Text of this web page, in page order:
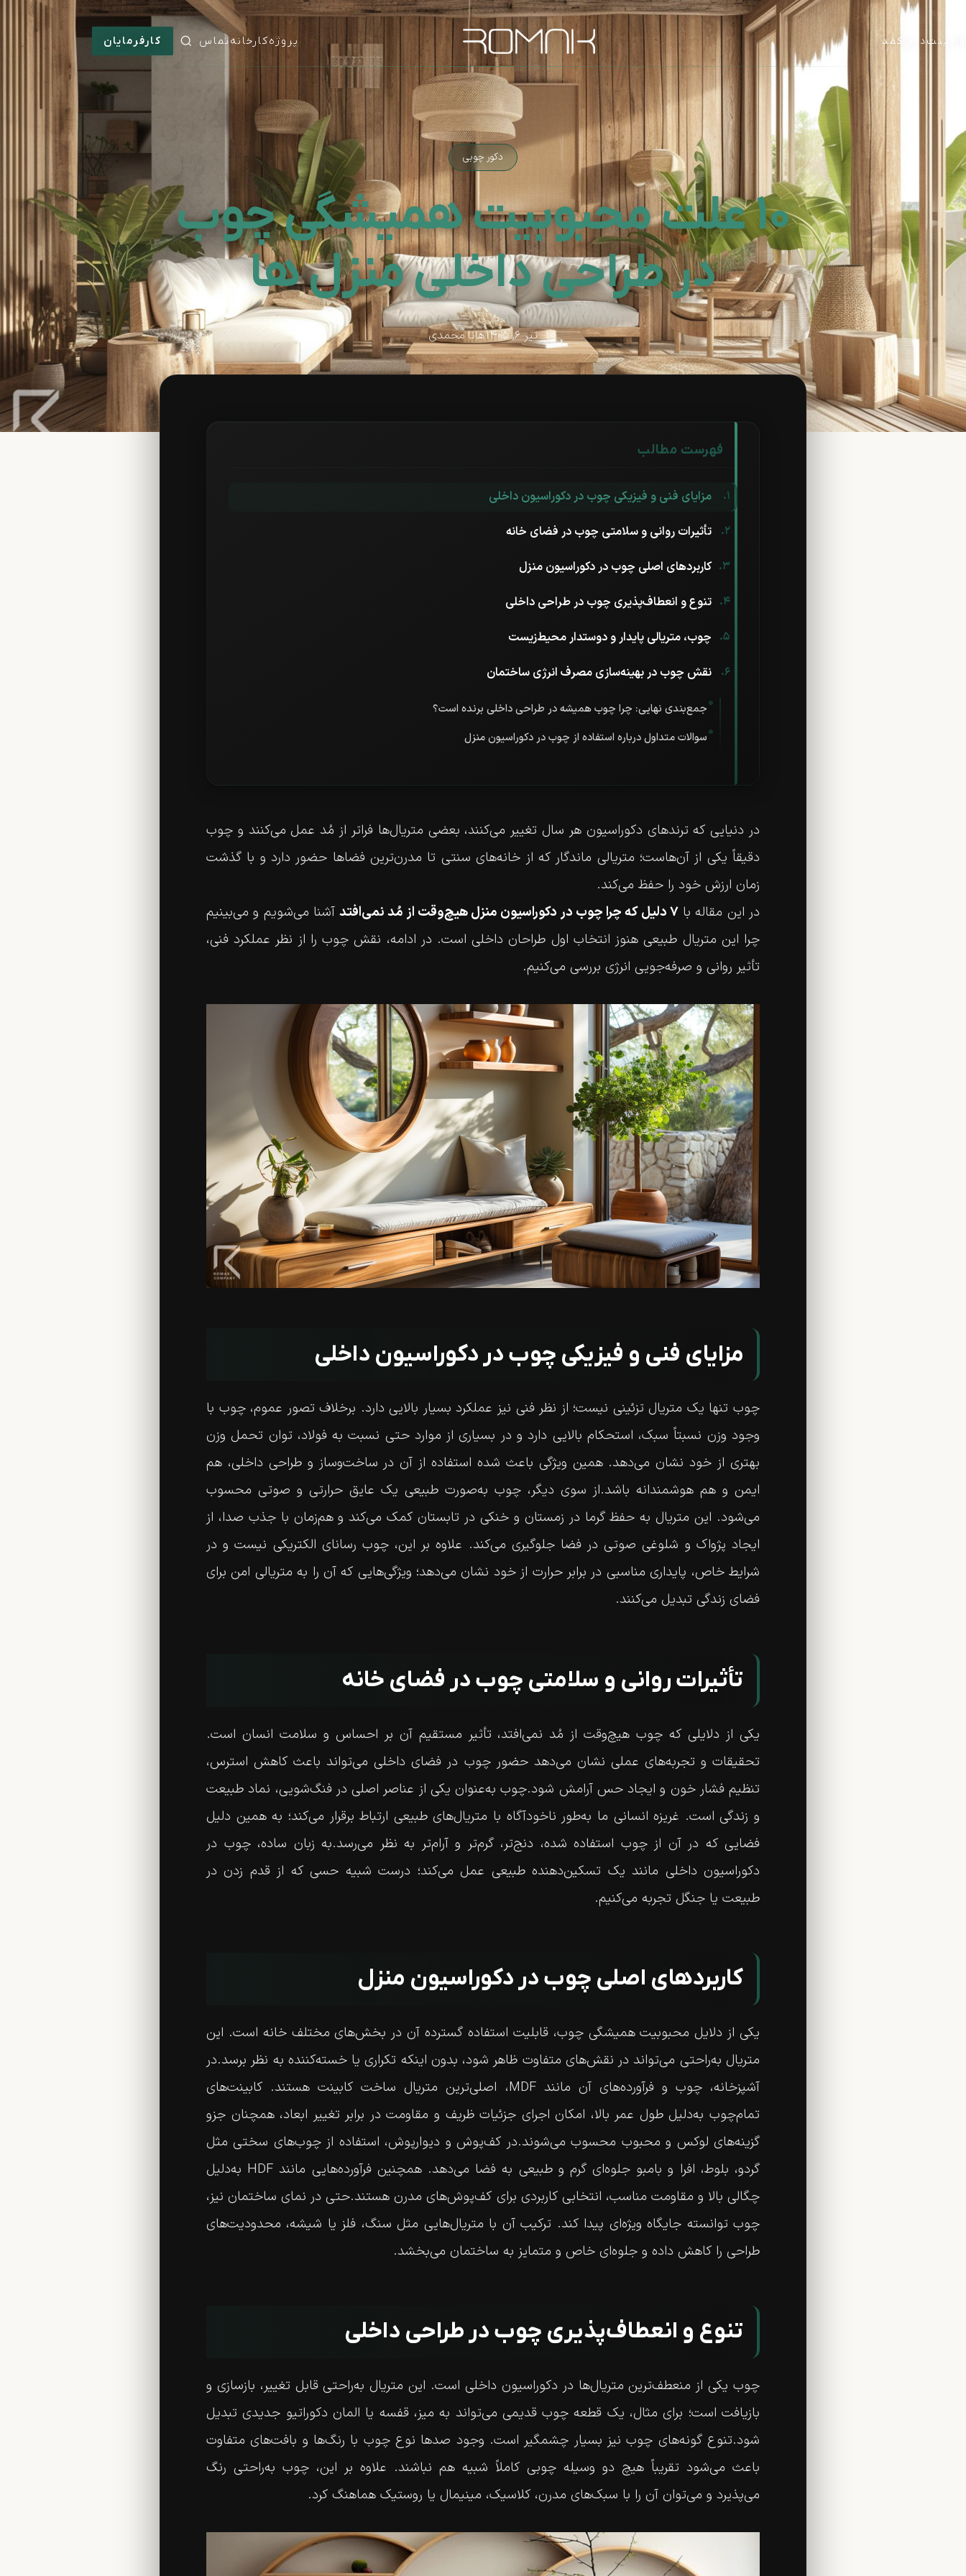
رفتن به محتوا
کابینتدرب کمد پروژهکارخانهتماس کارفرمایان
دکور چوبی
۱۰ علت محبوبیت همیشگی چوب
در طراحی داخلی منزل ها
تیر ۶, ۱۴۰۵ هانا محمدی
فهرست مطالب
مزایای فنی و فیزیکی چوب در دکوراسیون داخلی
تأثیرات روانی و سلامتی چوب در فضای خانه
کاربردهای اصلی چوب در دکوراسیون منزل
تنوع و انعطاف‌پذیری چوب در طراحی داخلی
چوب، متریالی پایدار و دوستدار محیط‌زیست
نقش چوب در بهینه‌سازی مصرف انرژی ساختمان
جمع‌بندی نهایی: چرا چوب همیشه در طراحی داخلی برنده است؟
سوالات متداول درباره استفاده از چوب در دکوراسیون منزل
در دنیایی که ترندهای دکوراسیون هر سال تغییر می‌کنند، بعضی متریال‌ها فراتر از مُد عمل می‌کنند و چوب
دقیقاً یکی از آن‌هاست؛ متریالی ماندگار که از خانه‌های سنتی تا مدرن‌ترین فضاها حضور دارد و با گذشت
زمان ارزش خود را حفظ می‌کند.
در این مقاله با۷ دلیل که چرا چوب در دکوراسیون منزل هیچ‌وقت از مُد نمی‌افتد
آشنا می‌شویم و می‌بینیم
چرا این متریال طبیعی هنوز انتخاب اول طراحان داخلی است. در ادامه، نقش چوب را از نظر عملکرد فنی،
تأثیر روانی و صرفه‌جویی انرژی بررسی می‌کنیم.
مزایای فنی و فیزیکی چوب در دکوراسیون داخلی
چوب تنها یک متریال تزئینی نیست؛ از نظر فنی نیز عملکرد بسیار بالایی دارد. برخلاف تصور عموم، چوب با
وجود وزن نسبتاً سبک، استحکام بالایی دارد و در بسیاری از موارد حتی نسبت به فولاد، توان تحمل وزن
بهتری از خود نشان می‌دهد. همین ویژگی باعث شده استفاده از آن در ساخت‌وساز و طراحی داخلی، هم
ایمن و هم هوشمندانه باشد.از سوی دیگر، چوب به‌صورت طبیعی یک عایق حرارتی و صوتی محسوب
می‌شود. این متریال به حفظ گرما در زمستان و خنکی در تابستان کمک می‌کند و هم‌زمان با جذب صدا، از
ایجاد پژواک و شلوغی صوتی در فضا جلوگیری می‌کند. علاوه بر این، چوب رسانای الکتریکی نیست و در
شرایط خاص، پایداری مناسبی در برابر حرارت از خود نشان می‌دهد؛ ویژگی‌هایی که آن را به متریالی امن برای
فضای زندگی تبدیل می‌کنند.
تأثیرات روانی و سلامتی چوب در فضای خانه
یکی از دلایلی که چوب هیچ‌وقت از مُد نمی‌افتد، تأثیر مستقیم آن بر احساس و سلامت انسان است.
تحقیقات و تجربه‌های عملی نشان می‌دهد حضور چوب در فضای داخلی می‌تواند باعث کاهش استرس،
تنظیم فشار خون و ایجاد حس آرامش شود.چوب به‌عنوان یکی از عناصر اصلی در فنگ‌شویی، نماد طبیعت
و زندگی است. غریزه انسانی ما به‌طور ناخودآگاه با متریال‌های طبیعی ارتباط برقرار می‌کند؛ به همین دلیل
فضایی که در آن از چوب استفاده شده، دنج‌تر، گرم‌تر و آرام‌تر به نظر می‌رسد.به زبان ساده، چوب در
دکوراسیون داخلی مانند یک تسکین‌دهنده طبیعی عمل می‌کند؛ درست شبیه حسی که از قدم زدن در
طبیعت یا جنگل تجربه می‌کنیم.
کاربردهای اصلی چوب در دکوراسیون منزل
یکی از دلایل محبوبیت همیشگی چوب، قابلیت استفاده گسترده آن در بخش‌های مختلف خانه است. این
متریال به‌راحتی می‌تواند در نقش‌های متفاوت ظاهر شود، بدون اینکه تکراری یا خسته‌کننده به نظر برسد.در
آشپزخانه، چوب و فرآورده‌های آن مانند MDF، اصلی‌ترین متریال ساخت کابینت هستند. کابینت‌های
تمام‌چوب به‌دلیل طول عمر بالا، امکان اجرای جزئیات ظریف و مقاومت در برابر تغییر ابعاد، همچنان جزو
گزینه‌های لوکس و محبوب محسوب می‌شوند.در کف‌پوش و دیوارپوش، استفاده از چوب‌های سختی مثل
گردو، بلوط، افرا و بامبو جلوه‌ای گرم و طبیعی به فضا می‌دهد. همچنین فرآورده‌هایی مانند HDF به‌دلیل
چگالی بالا و مقاومت مناسب، انتخابی کاربردی برای کف‌پوش‌های مدرن هستند.حتی در نمای ساختمان نیز،
چوب توانسته جایگاه ویژه‌ای پیدا کند. ترکیب آن با متریال‌هایی مثل سنگ، فلز یا شیشه، محدودیت‌های
طراحی را کاهش داده و جلوه‌ای خاص و متمایز به ساختمان می‌بخشد.
تنوع و انعطاف‌پذیری چوب در طراحی داخلی
چوب یکی از منعطف‌ترین متریال‌ها در دکوراسیون داخلی است. این متریال به‌راحتی قابل تغییر، بازسازی و
بازیافت است؛ برای مثال، یک قطعه چوب قدیمی می‌تواند به میز، قفسه یا المان دکوراتیو جدیدی تبدیل
شود.تنوع گونه‌های چوب نیز بسیار چشمگیر است. وجود صدها نوع چوب با رنگ‌ها و بافت‌های متفاوت
باعث می‌شود تقریباً هیچ دو وسیله چوبی کاملاً شبیه هم نباشند. علاوه بر این، چوب به‌راحتی رنگ
می‌پذیرد و می‌توان آن را با سبک‌های مدرن، کلاسیک، مینیمال یا روستیک هماهنگ کرد.